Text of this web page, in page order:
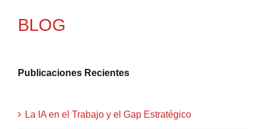
BLOG
Publicaciones Recientes
La IA en el Trabajo y el Gap Estratégico